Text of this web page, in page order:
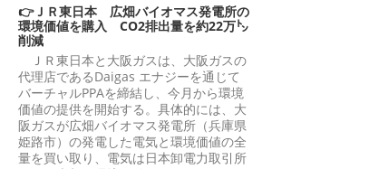
👉ＪＲ東日本 広畑バイオマス発電所の
環境価値を購入 CO2排出量を約22万㌧
削減
ＪＲ東日本と大阪ガスは、大阪ガスの
代理店であるDaigas エナジーを通じて
バーチャルPPAを締結し、今月から環境
価値の提供を開始する。具体的には、大
阪ガスが広畑バイオマス発電所（兵庫県
姫路市）の発電した電気と環境価値の全
量を買い取り、電気は日本卸電力取引所